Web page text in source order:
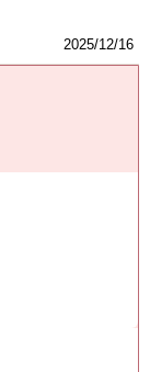
2025/12/16